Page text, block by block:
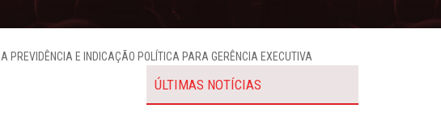
E INDICAÇÃO POLÍTICA PARA GERÊNCIA EXECUTIVA
ÚLTIMAS NOTÍCIAS